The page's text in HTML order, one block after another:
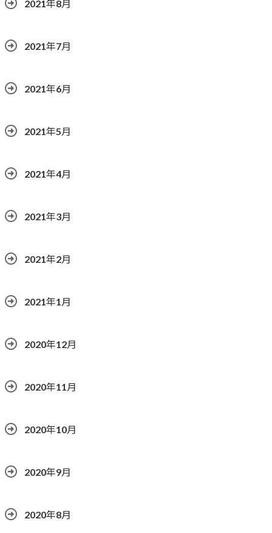
2021年8月
2021年7月
2021年6月
2021年5月
2021年4月
2021年3月
2021年2月
2021年1月
2020年12月
2020年11月
2020年10月
2020年9月
2020年8月